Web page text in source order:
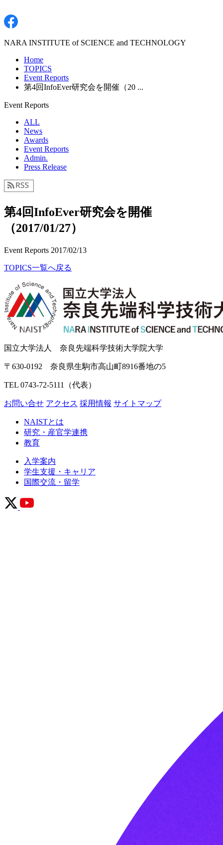
NARA INSTITUTE of SCIENCE and TECHNOLOGY
Home
TOPICS
Event Reports
第4回InfoEver研究会を開催（20 ...
Event Reports
ALL
News
Awards
Event Reports
Admin.
Press Release
第4回InfoEver研究会を開催
（2017/01/27）
Event Reports 2017/02/13
TOPICS一覧へ戻る
国立大学法人 奈良先端科学技術大学院大学
〒630-0192 奈良県生駒市高山町8916番地の5
TEL 0743-72-5111（代表）
お問い合せ アクセス 採用情報 サイトマップ
NAISTとは
研究・産官学連携
教育
入学案内
学生支援・キャリア
国際交流・留学